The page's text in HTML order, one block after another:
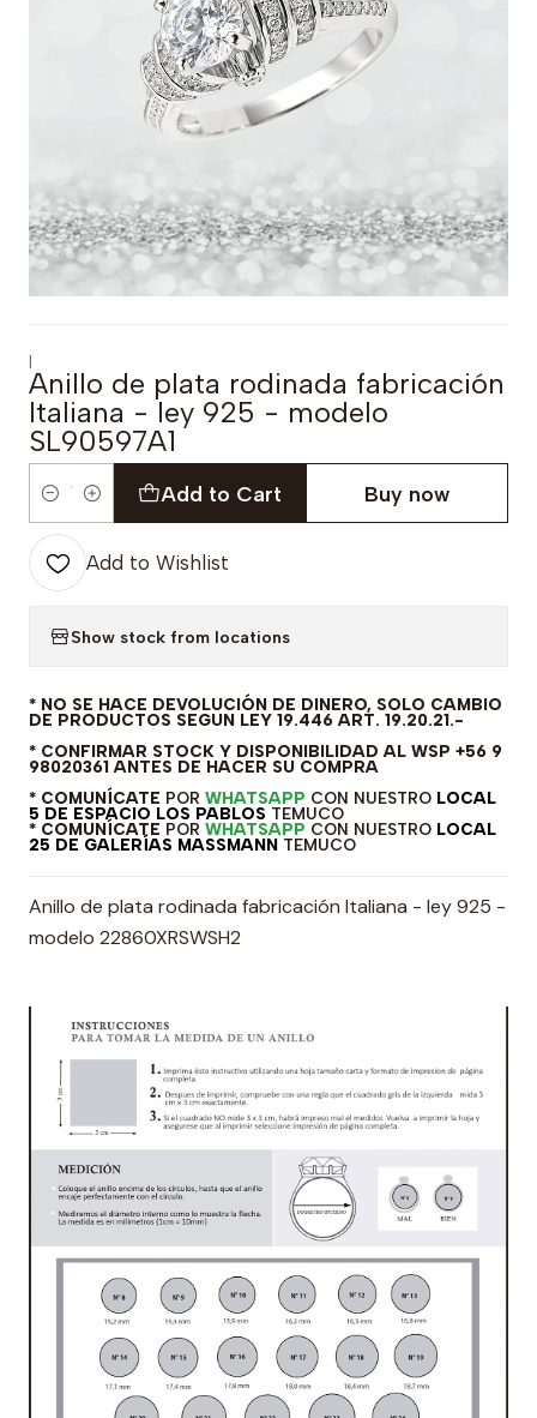
|
Anillo de plata rodinada fabricación
Italiana - ley 925 - modelo
SL90597A1
Quantity
Add to Cart Buy now
Add to Wishlist
Show stock from locations
* NO SE HACE DEVOLUCIÓN DE DINERO, SOLO CAMBIO
DE PRODUCTOS SEGUN LEY 19.446 ART. 19.20.21.-
* CONFIRMAR STOCK Y DISPONIBILIDAD AL WSP +56 9
98020361 ANTES DE HACER SU COMPRA
* COMUNÍCATE POR WHATSAPP CON NUESTRO LOCAL
5 DE ESPACIO LOS PABLOS TEMUCO
* COMUNÍCATE POR WHATSAPP CON NUESTRO LOCAL
25 DE GALERÍAS MASSMANN TEMUCO
Anillo de plata rodinada fabricación Italiana - ley 925 -
modelo 22860XRSWSH2